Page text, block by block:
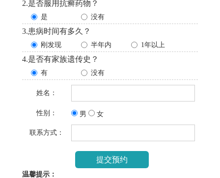
2.是否服用抗癣药物？
是 没有
3.患病时间有多久？
刚发现 半年内 1年以上
4.是否有家族遗传史？
有 没有
姓名：
性别： 男 女
联系方式：
温馨提示：